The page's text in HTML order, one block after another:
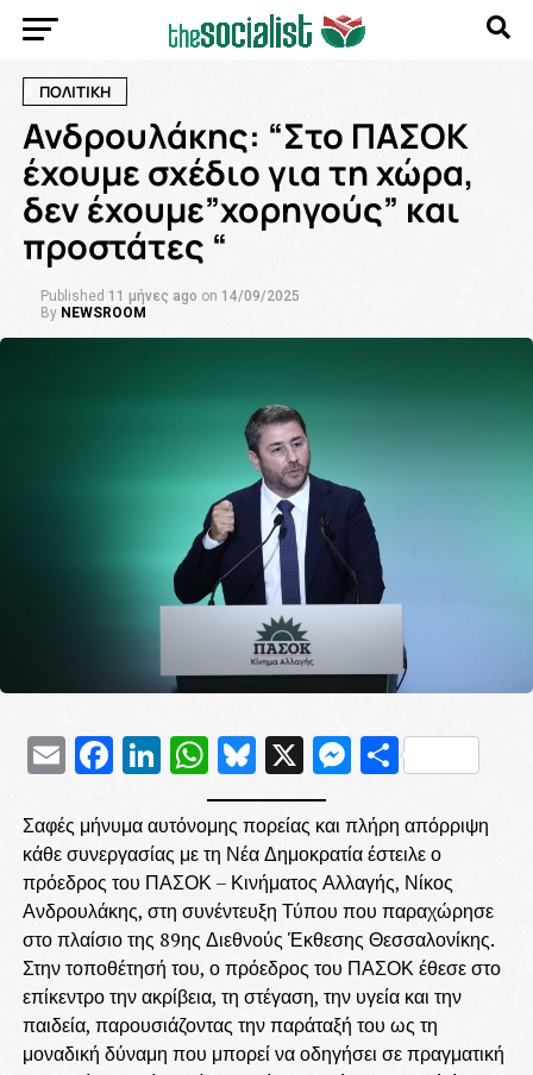
ΠΟΛΙΤΙΚΗ
Ανδρουλάκης: “Στο ΠΑΣΟΚ
έχουμε σχέδιο για τη χώρα,
δεν έχουμε”χορηγούς” και
προστάτες “
Published 11 μήνες ago on 14/09/2025
By NEWSROOM
EmailFacebook
LinkedIn
WhatsApp
Bluesky
X
Σαφές μήνυμα αυτόνομης πορείας και πλήρη απόρριψη
κάθε συνεργασίας με τη Νέα Δημοκρατία έστειλε ο
πρόεδρος του ΠΑΣΟΚ – Κινήματος Αλλαγής, Νίκος
Ανδρουλάκης, στη συνέντευξη Τύπου που παραχώρησε
στο πλαίσιο της 89ης Διεθνούς Έκθεσης Θεσσαλονίκης.
Στην τοποθέτησή του, ο πρόεδρος του ΠΑΣΟΚ έθεσε στο
επίκεντρο την ακρίβεια, τη στέγαση, την υγεία και την
παιδεία, παρουσιάζοντας την παράταξή του ως τη
μοναδική δύναμη που μπορεί να οδηγήσει σε πραγματική